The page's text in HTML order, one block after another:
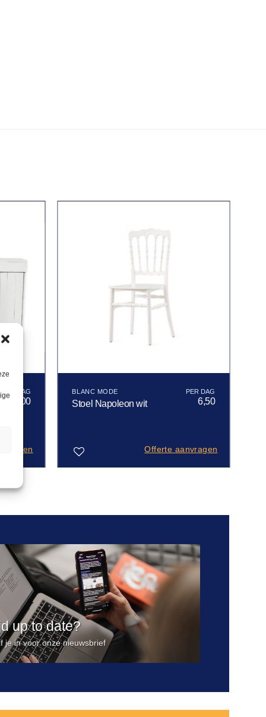
101,00
BLANC MODE
Stoel Napoleon wit 6,50
Offerte aanvragen
up to date?
je in voor onze nieuwsbrief